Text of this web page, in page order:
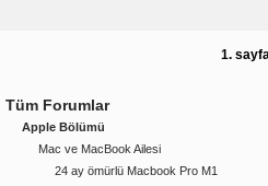
1.
Tüm Forumlar
Apple Bölümü
Mac ve MacBook Ailesi
24 ay ömürlü Macbook Pro M1